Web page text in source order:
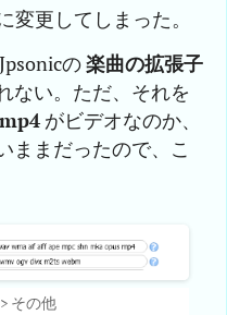
変更してしまった。
の楽曲の拡張子
ない。ただ、それを
mp4 がビデオなのか、
ままだったので、こ
その他